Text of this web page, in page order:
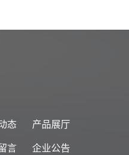
态 产品展厅
言 企业公告